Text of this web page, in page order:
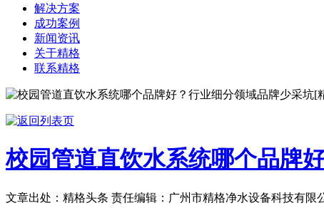
解决方案
成功案例
新闻资讯
关于精格
联系精格
校园管道直饮水系统哪个品牌
文章出处：精格头条 责任编辑：广州市精格净水设备科技有限